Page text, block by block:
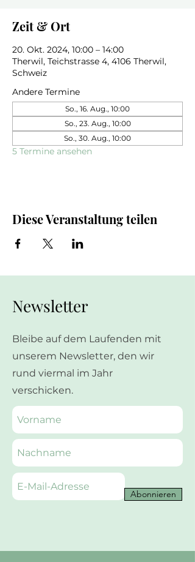
Zeit & Ort
20. Okt. 2024, 10:00 – 14:00
Therwil, Teichstrasse 4, 4106 Therwil,
Schweiz
Andere Termine
So., 16. Aug., 10:00
So., 23. Aug., 10:00
So., 30. Aug., 10:00
5 Termine ansehen
Diese Veranstaltung teilen
Newsletter
Bleibe auf dem Laufenden mit
unserem Newsletter, den wir
rund viermal im Jahr
verschicken.
Abonnieren